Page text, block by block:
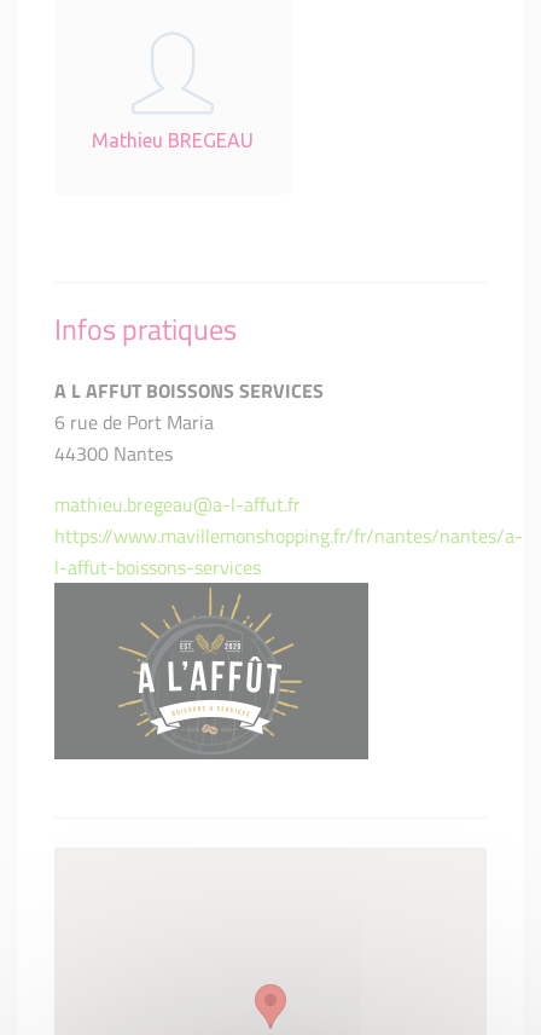
Mathieu BREGEAU
Infos pratiques
A L AFFUT BOISSONS SERVICES
6 rue de Port Maria
44300 Nantes
mathieu.bregeau@a-l-affut.fr
https://www.mavillemonshopping.fr/fr/nantes/nantes/a-
l-affut-boissons-services